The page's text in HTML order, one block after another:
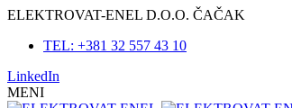
ELEKTROVAT-ENEL D.O.O. ČAČAK
TEL: +381 32 557 43 10
LinkedIn
MENI